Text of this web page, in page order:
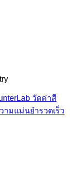
วัดค่าสี
มแม่นยำรวดเร็ว